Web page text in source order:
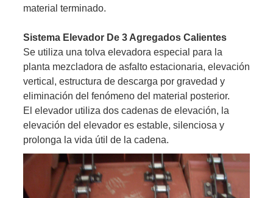
material terminado.
Sistema Elevador De 3 Agregados Calientes
Se utiliza una tolva elevadora especial para la
planta mezcladora de asfalto estacionaria, elevación
vertical, estructura de descarga por gravedad y
eliminación del fenómeno del material posterior.
El elevador utiliza dos cadenas de elevación, la
elevación del elevador es estable, silenciosa y
prolonga la vida útil de la cadena.